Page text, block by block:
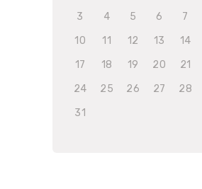
3
4 5 6 7
10
11 12 13 14
17
18 19 20 21
24
25 26 27 28
31